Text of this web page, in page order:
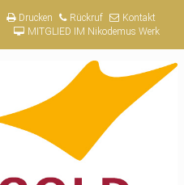
Drucken Rückruf
Kontakt
MITGLIED IM Nikodemus Werk